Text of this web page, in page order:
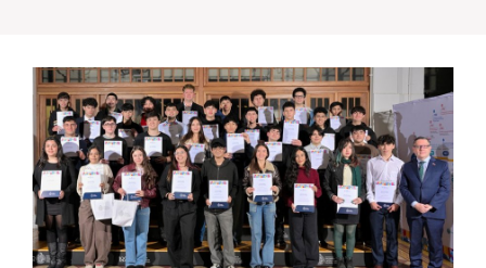
Postgrado
Formación Continua
Estudiantes
Académicos